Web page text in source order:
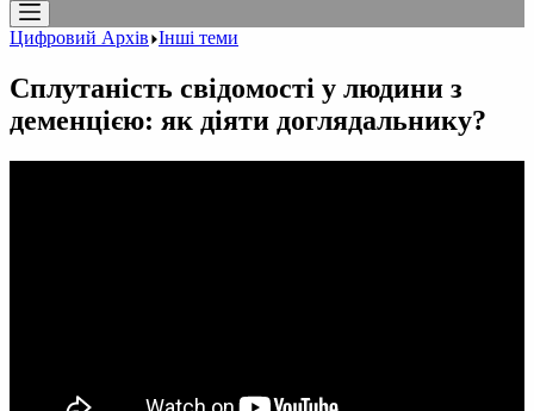
Цифровий Архів Інші теми
Сплутаність свідомості у людини з
деменцією: як діяти доглядальнику?